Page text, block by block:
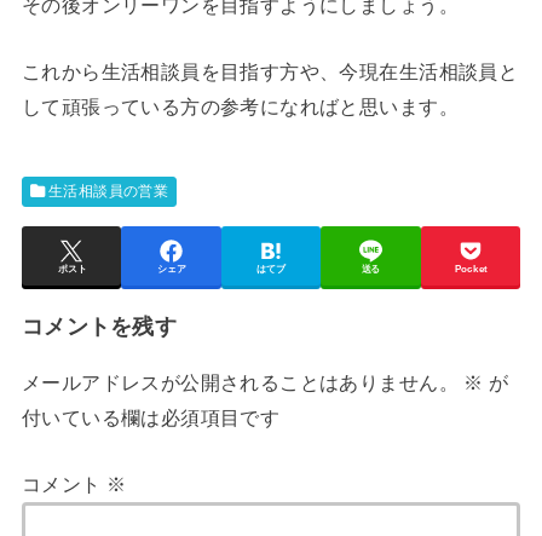
その後オンリーワンを目指すようにしましょう。
これから生活相談員を目指す方や、今現在生活相談員と
して頑張っている方の参考になればと思います。
生活相談員の営業
ポスト シェア はてブ 送る Pocket
コメントを残す
メールアドレスが公開されることはありません。 ※ が
付いている欄は必須項目です
コメント ※